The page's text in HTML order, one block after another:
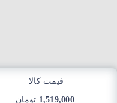
قیمت کالا
1,519,000 تومان